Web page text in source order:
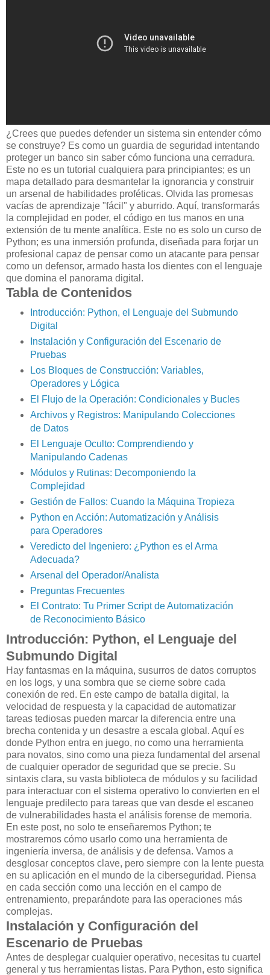
¿Crees que puedes defender un sistema sin entender cómo
se construye? Es como un guardia de seguridad intentando
proteger un banco sin saber cómo funciona una cerradura.
Este no es un tutorial cualquiera para principiantes; es un
mapa detallado para desmantelar la ignorancia y construir
un arsenal de habilidades proféticas. Olvida las promesas
vacías de aprendizaje "fácil" y aburrido. Aquí, transformarás
la complejidad en poder, el código en tus manos en una
extensión de tu mente analítica. Este no es solo un curso de
Python; es una inmersión profunda, diseñada para forjar un
profesional capaz de pensar como un atacante para pensar
como un defensor, armado hasta los dientes con el lenguaje
que domina el panorama digital.
Tabla de Contenidos
Introducción: Python, el Lenguaje del Submundo
Digital
Instalación y Configuración del Escenario de
Pruebas
Los Bloques de Construcción: Variables,
Operadores y Lógica
El Flujo de la Operación: Condicionales y Bucles
Archivos y Registros: Manipulando Colecciones
de Datos
El Lenguaje Oculto: Comprendiendo y
Manipulando Cadenas
Módulos y Rutinas: Decomponiendo la
Complejidad
Gestión de Fallos: Cuando la Máquina Tropieza
Python en Acción: Automatización y Análisis
para Operadores
Veredicto del Ingeniero: ¿Python es el Arma
Adecuada?
Arsenal del Operador/Analista
Preguntas Frecuentes
El Contrato: Tu Primer Script de Automatización
de Reconocimiento Básico
Introducción: Python, el Lenguaje del
Submundo Digital
Hay fantasmas en la máquina, susurros de datos corruptos
en los logs, y una sombra que se cierne sobre cada
conexión de red. En este campo de batalla digital, la
velocidad de respuesta y la capacidad de automatizar
tareas tediosas pueden marcar la diferencia entre una
brecha contenida y un desastre a escala global. Aquí es
donde Python entra en juego, no como una herramienta
para novatos, sino como una pieza fundamental del arsenal
de cualquier operador de seguridad que se precie. Su
sintaxis clara, su vasta biblioteca de módulos y su facilidad
para interactuar con el sistema operativo lo convierten en el
lenguaje predilecto para tareas que van desde el escaneo
de vulnerabilidades hasta el análisis forense de memoria.
En este post, no solo te enseñaremos Python; te
mostraremos cómo usarlo como una herramienta de
ingeniería inversa, de análisis y de defensa. Vamos a
desglosar conceptos clave, pero siempre con la lente puesta
en su aplicación en el mundo de la ciberseguridad. Piensa
en cada sección como una lección en el campo de
entrenamiento, preparándote para las operaciones más
complejas.
Instalación y Configuración del
Escenario de Pruebas
Antes de desplegar cualquier operativo, necesitas tu cuartel
general y tus herramientas listas. Para Python, esto significa